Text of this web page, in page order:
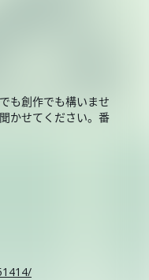
も創作でも構いませ
かせてください。番